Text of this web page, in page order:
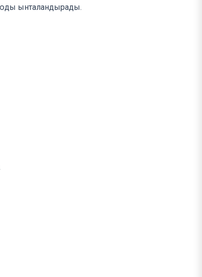
ынталандырады.